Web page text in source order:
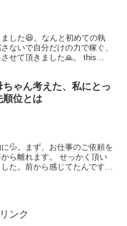
した😆。なんと初めての執
ないで自分だけの力で稼ぐ、
せて頂きました🙏。 this
ちゃん考えた、私にとっ
順位とは
💦。まず、お仕事のご依頼を
ら離れます。 せっかく頂い
た。前から感じてたんです、
ンク